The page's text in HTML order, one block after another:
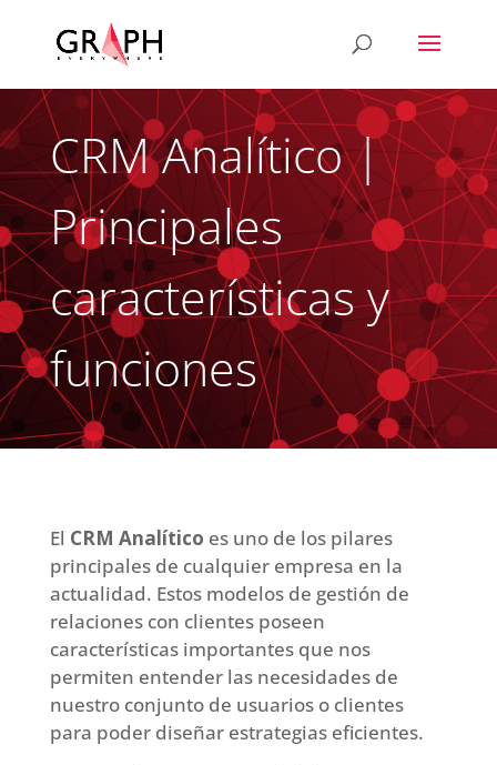
CRM Analítico |
Principales
características y
funciones
El CRM Analítico es uno de los pilares
principales de cualquier empresa en la
actualidad. Estos modelos de gestión de
relaciones con clientes poseen
características importantes que nos
permiten entender las necesidades de
nuestro conjunto de usuarios o clientes
para poder diseñar estrategias eficientes.